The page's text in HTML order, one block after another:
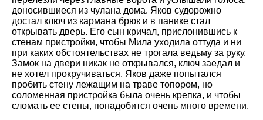
доносившиеся из чулана дома. Яков судорожно
достал ключ из кармана брюк и в панике стал
открывать дверь. Его сын кричал, прислонившись к
стенам пристройки, чтобы Мила уходила оттуда и ни
при каких обстоятельствах не трогала ведьму за руку.
Замок на двери никак не открывался, ключ заедал и
не хотел прокручиваться. Яков даже попытался
пробить стену лежащим на траве топором, но
соломенная пристройка была очень крепка, и чтобы
сломать ее стены, понадобится очень много времени.